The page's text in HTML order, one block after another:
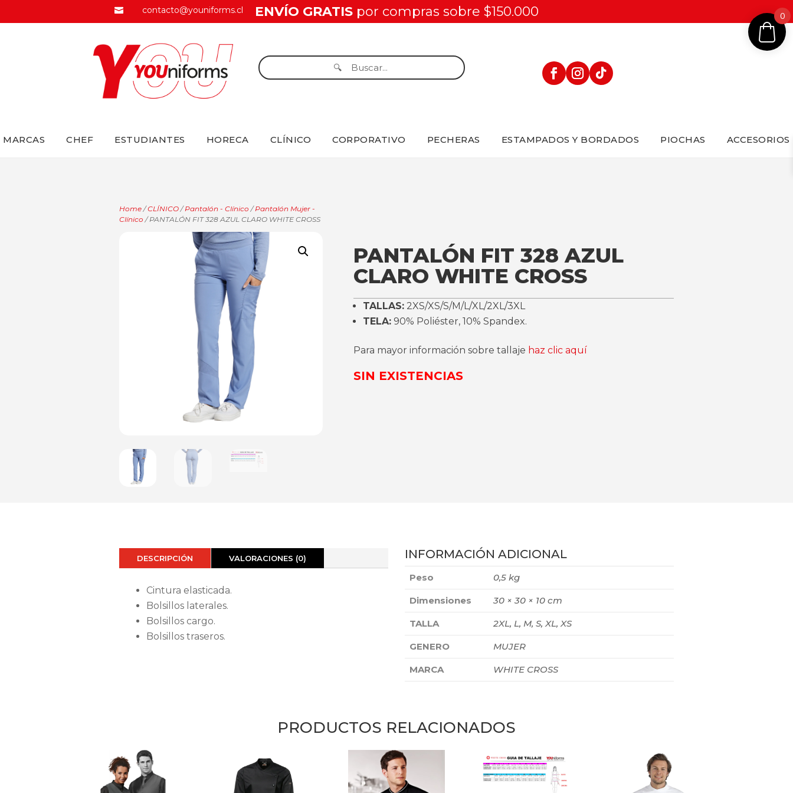
 contacto@youniforms.cl ENVÍO GRATISpor compras sobre $150.000
MARCAS CHEF ESTUDIANTES HORECA CLÍNICO CORPORATIVO PECHERAS ESTAMPADOS Y BORDADOS PIOCHAS ACCESORIOS
Home/CLÍNICO/Pantalón - Clínico /Pantalón Mujer -
Clínico / PANTALÓN FIT 328 AZUL CLARO WHITE CROSS
PANTALÓN FIT 328 AZUL
CLARO WHITE CROSS
TALLAS:2XS/XS/S/M/L/XL/2XL/3XL
TELA:90% Poliéster, 10% Spandex.
Para mayor información sobre tallaje haz clic aquí
SIN EXISTENCIAS
DESCRIPCIÓN VALORACIONES (0)
Cintura elasticada.
Bolsillos laterales.
Bolsillos cargo.
Bolsillos traseros.
INFORMACIÓN ADICIONAL
Peso 0,5 kg
Dimensiones 30 × 30 × 10 cm
TALLA 2XL, L, M, S, XL, XS
GENERO MUJER
MARCA WHITE CROSS
PRODUCTOS RELACIONADOS
0